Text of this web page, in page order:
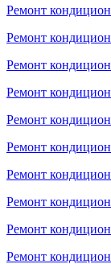
Ремонт
Ремонт
Ремонт
Ремонт
Ремонт
Ремонт
Ремонт
Ремонт
Ремонт
Ремонт